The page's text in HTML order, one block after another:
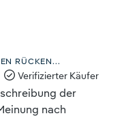
RÜCKEN...
Verifizierter Käufer
der
nach